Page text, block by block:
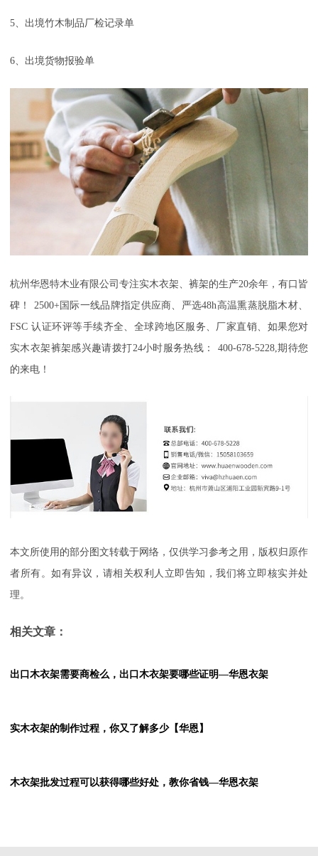
5 、出境竹木制品厂检记录单
6、出境货物报验单
杭州华恩特木业有限公司 专注实木衣架、裤架的生产20余年，有口皆
碑！
2500+国际一线品牌指定供应商、严选48h高温熏蒸脱脂木材、
FSC 认证环评等手续齐全、全球跨地区服务、厂家直销、如果您对
实木衣架裤架感兴趣请拨打24小时服务热线： 400-678-5228, 期待您
的来电！
本文所使用的部分图文转载于网络，仅供学习参考之用，版权归原作
者所有。如有异议，请相关权利人立即告知，我们将立即核实并处
理。
相关文章：
出口木衣架需要商检么，出口木衣架要哪些证明—华恩衣架
实木衣架的制作过程，你又了解多少【华恩】
木衣架批发过程可以获得哪些好处，教你省钱—华恩衣架